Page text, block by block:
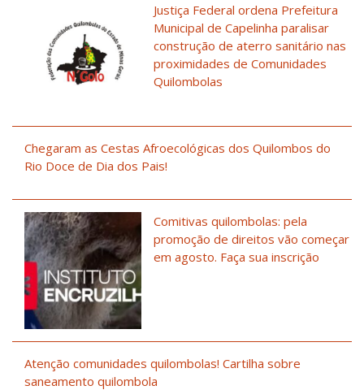
Justiça Federal ordena Prefeitura
Municipal de Capelinha paralisar
construção de aterro sanitário nas
proximidades de Comunidades
Quilombolas
Chegaram as Cestas Afroecológicas dos Quilombos do
Rio Doce de Dia dos Pais!
Comitivas quilombolas: pela
promoção de direitos vão começar
em agosto. Faça sua inscrição
Atenção comunidades quilombolas! Cartilha sobre
saneamento quilombola